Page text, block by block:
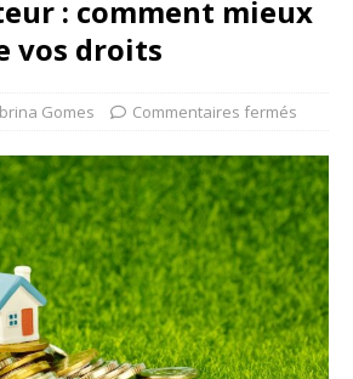
: comment mieux
vos droits
Gomes Commentaires fermés